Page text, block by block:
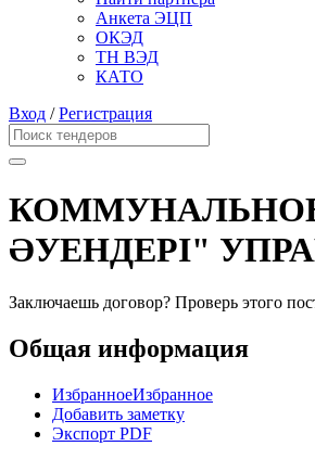
Анкета ЭЦП
ОКЭД
ТН ВЭД
КАТО
Вход /Регистрация
ӘУЕНДЕРІ"
Заключаешь договор? Проверь этого
Общая информация
ИзбранноеИзбранное
Добавить заметку
Экспорт PDF